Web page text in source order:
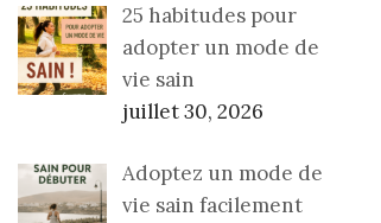
25 habitudes pour
adopter un mode de
vie sain
juillet 30, 2026
Adoptez un mode de
vie sain facilement